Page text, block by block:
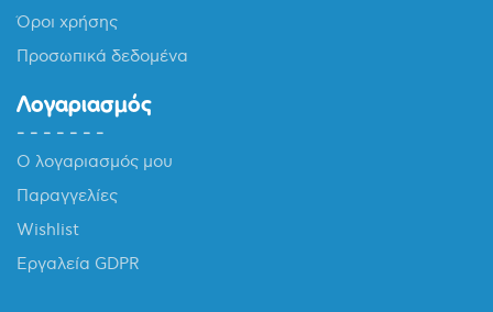
Όροι χρήσης
Προσωπικά δεδομένα
Λογαριασμός
Ο λογαριασμός μου
Παραγγελίες
Wishlist
Εργαλεία GDPR